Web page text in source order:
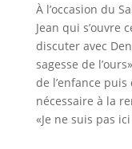
À l’occasion du
Jean qui s’ouvre
discuter avec
sagesse de
de l’enfance
nécessaire à la
«Je ne suis pas